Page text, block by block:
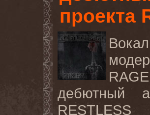
проекта
дебютный